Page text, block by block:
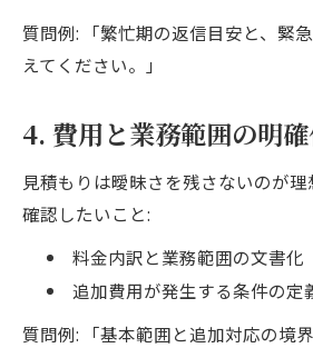
質問例: 「繁忙期の返信目安と、緊
えてください。」
4. 費用と業務範囲の明
見積もりは曖昧さを残さないのが理
確認したいこと:
料金内訳と業務範囲の文書化
追加費用が発生する条件の定
質問例: 「基本範囲と追加対応の境